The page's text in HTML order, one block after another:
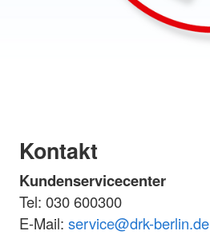
Kontakt
Kundenservicecenter
Tel: 030 600300
E-Mail: service@drk-berlin.de